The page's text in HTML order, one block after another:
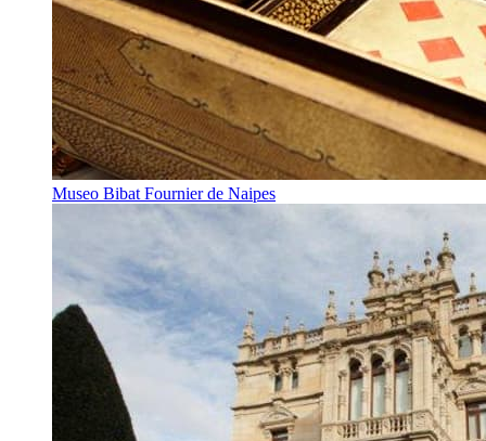
Museo Bibat Fournier de Naipes